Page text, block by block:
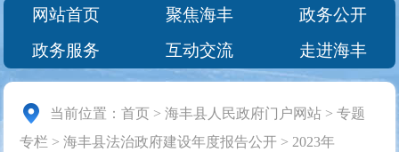
网站首页 聚焦海丰
政务公开
政务服务
互动交流 走进海丰
当前位置：首页 >海丰县人民政府门户网站 >专题
专栏 >海丰县法治政府建设年度报告公开 > 2023年